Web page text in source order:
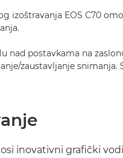
izoštravanja EOS C70
nad postavkama na
zaustavljanje snimanja.
inovativni grafički